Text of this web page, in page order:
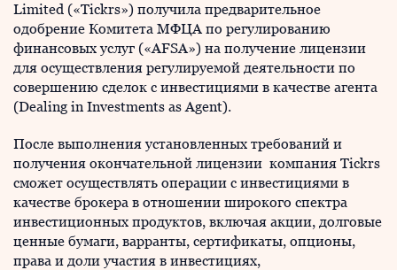
Limited («Tickrs») получила предварительное
одобрение Комитета МФЦА по регулированию
финансовых услуг («AFSA») на получение лицензии
для осуществления регулируемой деятельности по
совершению сделок с инвестициями в качестве агента
(Dealing in Investments as Agent).
После выполнения установленных требований и
получения окончательной лицензии компания Tickrs
сможет осуществлять операции с инвестициями в
качестве брокера в отношении широкого спектра
инвестиционных продуктов, включая акции, долговые
ценные бумаги, варранты, сертификаты, опционы,
права и доли участия в инвестициях,